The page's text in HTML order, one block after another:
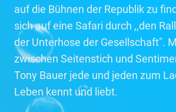
auf die Bühnen der Republik zu
sich auf eine Safari durch ,,den
der Unterhose der Gesellschaft".
zwischen Seitenstich und
Tony Bauer jede und jeden zum
Leben kennt und liebt.